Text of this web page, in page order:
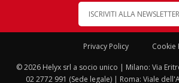
ISCRIVITI ALLA NEWSLETTER
Privacy Policy Cookie
© 2026 Helyx srl a socio unico | Milano: Via
02 2772 991 (Sede legale) | Roma: Viale